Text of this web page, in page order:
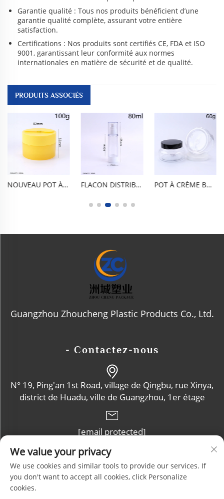
Garantie qualité : Tous nos produits bénéficient d’une
garantie qualité complète, assurant votre entière
satisfaction.
Certifications : Nos produits sont certifiés CE, FDA et ISO
9001, garantissant leur conformité aux normes
internationales en matière de sécurité et de qualité.
PRODUITS ASSOCIÉS
NOUVEAU POT À CRÈME EN PP DE 100 G / 3 OZ, FLACON ROND POUR BAUME NETTOYANT AVEC CUILLÈRE AIMANTÉE, CORPS BLEU DÉPOLI, COUVERCLE VIOLET TYPE MACARON ET RACLOIR JAUNE. SANS BPA, CONFORME AUX NORMES ALIMENTAIRES, LARGE OUVERTURE, ÉTANCHE ET ANTI-FUITES, EMPLACEMENT INTÉGRÉ POUR LA CUILLÈRE, RÉUTILISABLE ET ROBUSTE. POUR CRÈMES POUR LE VISAGE FLACON DISTRIBUTEUR SOUS VIDE PP DE 80 ML / 2,7 OZ, SANS BPA, ALIMENTAIRE, VIDE POUR COSMÉTIQUES DE VOYAGE. CONCEPTION À PRESSION SOUS VIDE, ÉTANCHE À L’AIR, ÉTANCHE AUX FUITES, ANTI-OXYDATION ET ANTI-REFLUX, CORPS TRANSPARENT ET CAPUCHON ANTI-POUSSIÈRE. PORTABLE ET COMPACT, DOSAGE PRÉCIS, RÉUTILISABLE ET DURABLE. POT À CRÈME BOMBÉ TRANSPARENT ET EN PET DE 60 G / 2 OZ, À LARGE OUVERTURE, RÉCIPIENT COSMÉTIQUE VIDE ET RECHARGEABLE AVEC COUVERCLE HERMÉTIQUE À VIS, SANS BPA, ÉTANCHE ET RÉUTILISABLE POUR CRÈME POUR LE VISAGE, GOMMAGE CORPOREL, MASQUE CAPILLAIRE, MASQUE ARGILEUX, BAUME NETTOYANT, USAGE QUOTIDIEN À LA MAISON, EN VOYAGE, AU SALON DE BEAUTÉ OU DANS LA VIE COURANTE
Guangzhou Zhoucheng Plastic Products Co., Ltd.
- Contactez-nous
N° 19, Ping'an 1st Road, village de Qingbu, rue Xinya,
district de Huadu, ville de Guangzhou, 1er étage
[email protected]
+86-13632102114
We value your privacy
We use cookies and similar tools to provide our services. If
you don't want to accept all cookies, click Personalize
cookies.